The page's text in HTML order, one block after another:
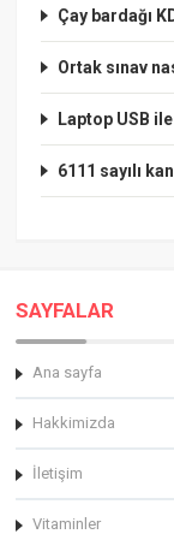
Çay bardağı
Ortak sınav
Laptop USB
6111 sayılı
SAYFALAR
Ana sayfa
Hakkimizda
İletişim
Vitaminler